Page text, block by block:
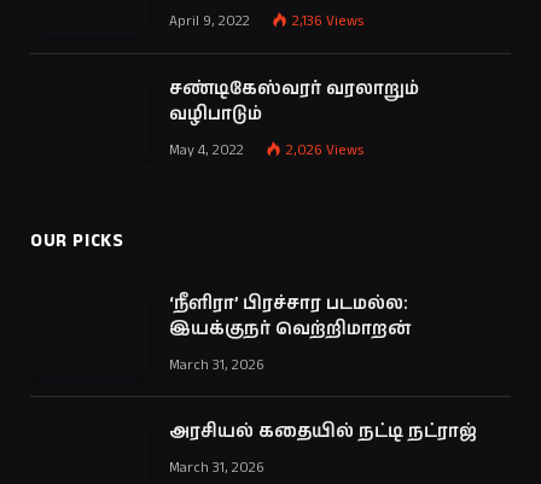
April 9, 2022 2,136 Views
சண்டிகேஸ்வரர் வரலாறும்
வழிபாடும்
May 4, 2022 2,026 Views
OUR PICKS
‘நீளிரா’ பிரச்சார படமல்ல:
இயக்குநர் வெற்றிமாறன்
March 31, 2026
அரசியல் கதையில் நட்டி நட்ராஜ்
March 31, 2026